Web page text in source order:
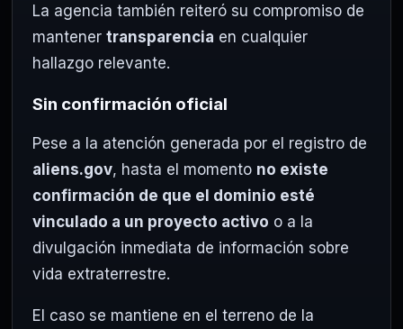
La agencia también reiteró su compromiso de
mantener transparencia en cualquier
hallazgo relevante.
Sin confirmación oficial
Pese a la atención generada por el registro de
aliens.gov, hasta el momento no existe
confirmación de que el dominio esté
vinculado a un proyecto activo o a la
divulgación inmediata de información sobre
vida extraterrestre.
El caso se mantiene en el terreno de la